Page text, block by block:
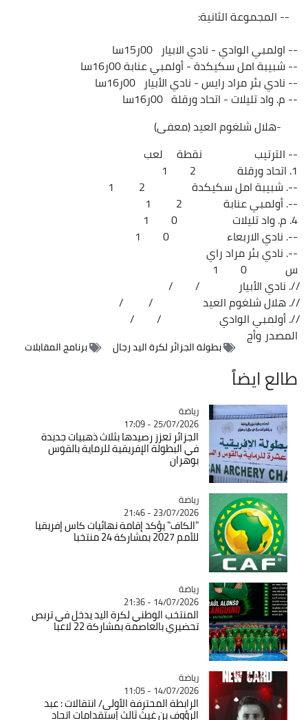
-- المجموعة الثانية:
-- اولمبي الوادي - نادي الابيار 00ر15سا
-- شبيبة امل سكيكدة - أولمبي عنابة 00ر16سا
-- نادي بئر مراد رايس - نادي الأبيار 00ر16سا
-- م. واد تليلات - اتحاد ورقلة 00ر16سا
-هلال شلغوم العيد (معفى)
-- الترتيب نقطة لعب
--. شبيبة امل سكيكدة 2 1
--. أولمبي عنابة 2 1
--. نادي الاربعاء 0 1
--. نادي بئر مراد راي
س 0 1
//. نادي الأبيار / /
//. هلال شلغوم العيد / /
//. أولمبي الوادي / /
المصدروأج
بطولة الجزائر لكرة اليد رجال برنامج المقابلات
طالع ايضاً
Catégorie
رياضة
25/07/2026 - 17:09
الجزائر تعزز رصيدها بثلاث ذهبيات جديدة
في البطولة الإفريقية للرماية بالقوس
بوهران
Catégorie
رياضة
23/07/2026 - 21:46
"الكاف" يؤكد إقامة نهائيات كاس إفريقيا
للأمم 2027 بمشاركة 24 منتخبا
Catégorie
رياضة
14/07/2026 - 21:36
المنتخب الوطني لكرة اليد يدخل في تربص
تحضيري بالعاصمة بمشاركة 22 لاعبا
Catégorie
رياضة
14/07/2026 - 11:05
الرابطة المحترفة الأولى/ انتقالات : عبد
الرؤوف بن غيث ثالث إستقدامات اتحاد